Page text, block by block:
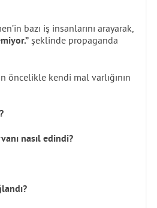
bazı iş insanlarını arayarak,
şeklinde propaganda
öncelikle kendi mal varlığının
nasıl edindi?